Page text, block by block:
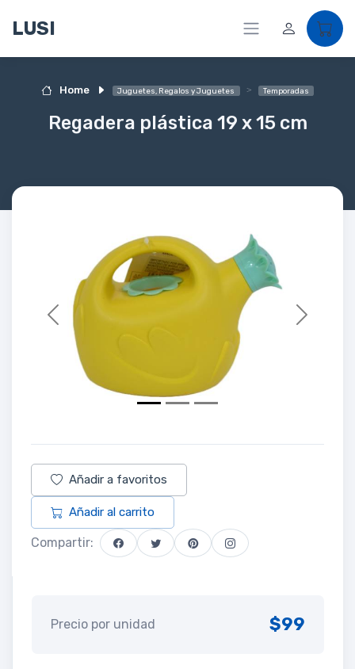
LUSI
Home Juguetes, Regalos y Juguetes Temporadas
Regadera plástica 19 x 15 cm
Previous Next
Añadir a favoritos
Añadir al carrito
Compartir:
Precio por unidad $99